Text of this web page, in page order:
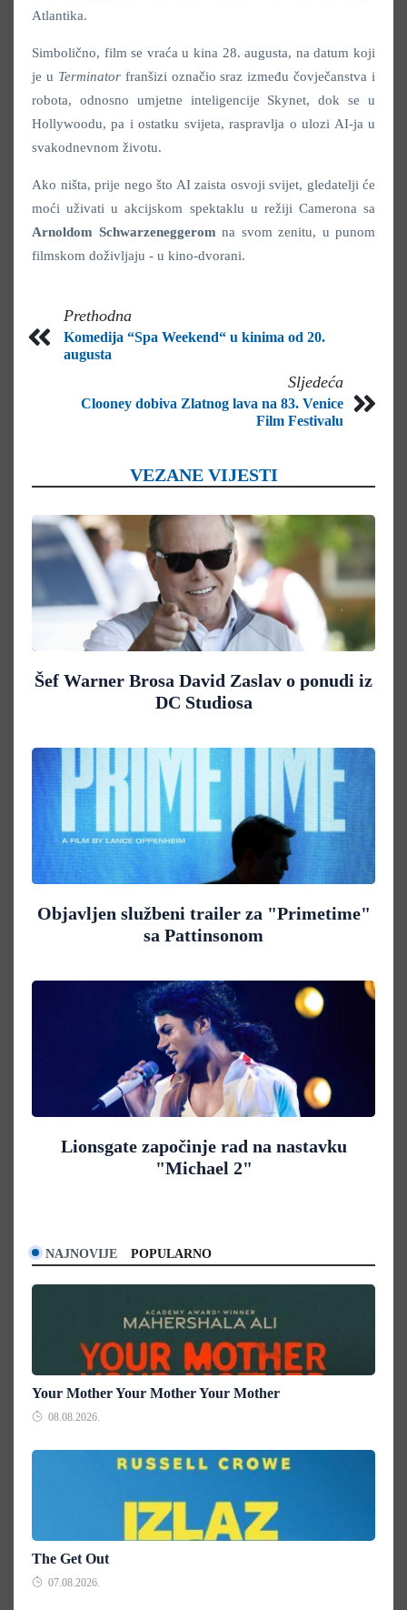
Atlantika.
Simbolično, film se vraća u kina 28. augusta, na datum koji
je u Terminator franšizi označio sraz između čovječanstva i
robota, odnosno umjetne inteligencije Skynet, dok se u
Hollywoodu, pa i ostatku svijeta, raspravlja o ulozi AI-ja u
svakodnevnom životu.
Ako ništa, prije nego što AI zaista osvoji svijet, gledatelji će
moći uživati u akcijskom spektaklu u režiji Camerona sa
Arnoldom Schwarzeneggerom na svom zenitu, u punom
filmskom doživljaju - u kino-dvorani.
Prethodna
Komedija “Spa Weekend“ u kinima od 20.
augusta
Sljedeća
Clooney dobiva Zlatnog lava na 83. Venice
Film Festivalu
VEZANE VIJESTI
Šef Warner Brosa David Zaslav o ponudi iz
DC Studiosa
Objavljen službeni trailer za "Primetime"
sa Pattinsonom
Lionsgate započinje rad na nastavku
"Michael 2"
NAJNOVIJE POPULARNO
Your Mother Your Mother Your Mother
08.08.2026.
The Get Out
07.08.2026.